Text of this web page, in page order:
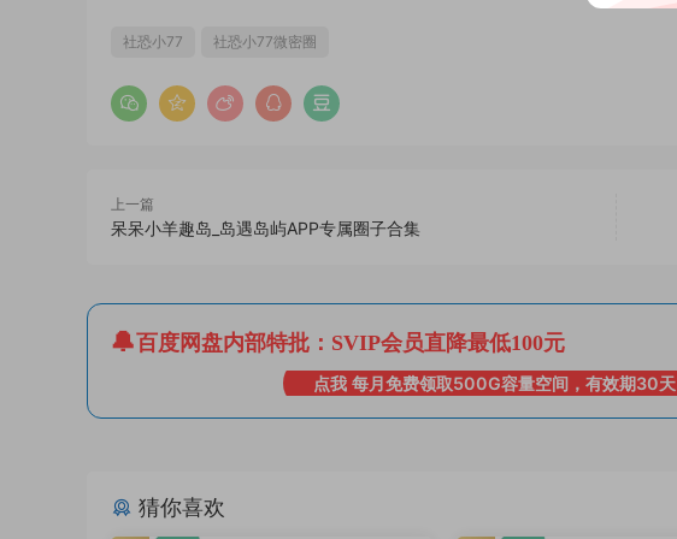
社恐小77 社恐小77微密圈
上一篇
呆呆小羊趣岛_岛遇岛屿APP专属圈子合集
百度网盘内部特批：SVIP会员直降最低100元
点我 每月免费领取500G容量空间，有效期30天
猜你喜欢